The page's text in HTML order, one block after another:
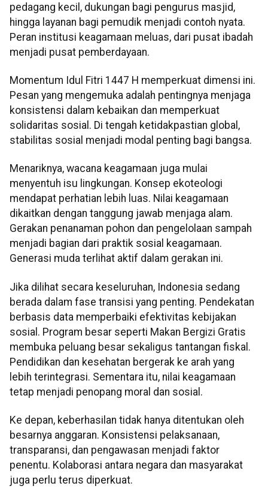
pedagang kecil, dukungan bagi pengurus masjid,
hingga layanan bagi pemudik menjadi contoh nyata.
Peran institusi keagamaan meluas, dari pusat ibadah
menjadi pusat pemberdayaan.
Momentum Idul Fitri 1447 H memperkuat dimensi ini.
Pesan yang mengemuka adalah pentingnya menjaga
konsistensi dalam kebaikan dan memperkuat
solidaritas sosial. Di tengah ketidakpastian global,
stabilitas sosial menjadi modal penting bagi bangsa.
Menariknya, wacana keagamaan juga mulai
menyentuh isu lingkungan. Konsep ekoteologi
mendapat perhatian lebih luas. Nilai keagamaan
dikaitkan dengan tanggung jawab menjaga alam.
Gerakan penanaman pohon dan pengelolaan sampah
menjadi bagian dari praktik sosial keagamaan.
Generasi muda terlihat aktif dalam gerakan ini.
Jika dilihat secara keseluruhan, Indonesia sedang
berada dalam fase transisi yang penting. Pendekatan
berbasis data memperbaiki efektivitas kebijakan
sosial. Program besar seperti Makan Bergizi Gratis
membuka peluang besar sekaligus tantangan fiskal.
Pendidikan dan kesehatan bergerak ke arah yang
lebih terintegrasi. Sementara itu, nilai keagamaan
tetap menjadi penopang moral dan sosial.
Ke depan, keberhasilan tidak hanya ditentukan oleh
besarnya anggaran. Konsistensi pelaksanaan,
transparansi, dan pengawasan menjadi faktor
penentu. Kolaborasi antara negara dan masyarakat
juga perlu terus diperkuat.